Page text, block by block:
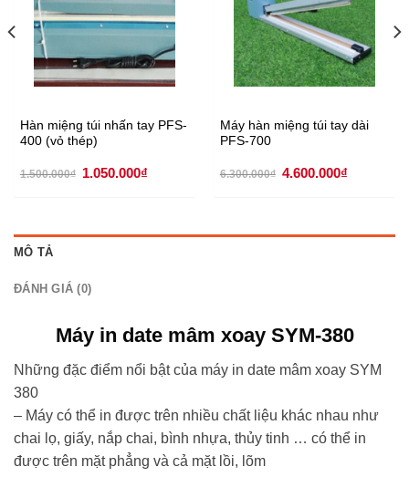
Hàn miệng túi nhấn tay PFS-
400 (vỏ thép)
1.500.000₫ Giá
1.050.000₫
Máy hàn miệng túi tay dài
PFS-700
6.300.000₫ Giá
4.600.000₫
MÔ TẢ
ĐÁNH GIÁ (0)
Máy in date mâm xoay SYM-380
Những đặc điểm nổi bật của máy in date mâm xoay SYM
380
– Máy có thể in được trên nhiều chất liệu khác nhau như
chai lọ, giấy, nắp chai, bình nhựa, thủy tinh … có thể in
được trên mặt phẳng và cả mặt lồi, lõm